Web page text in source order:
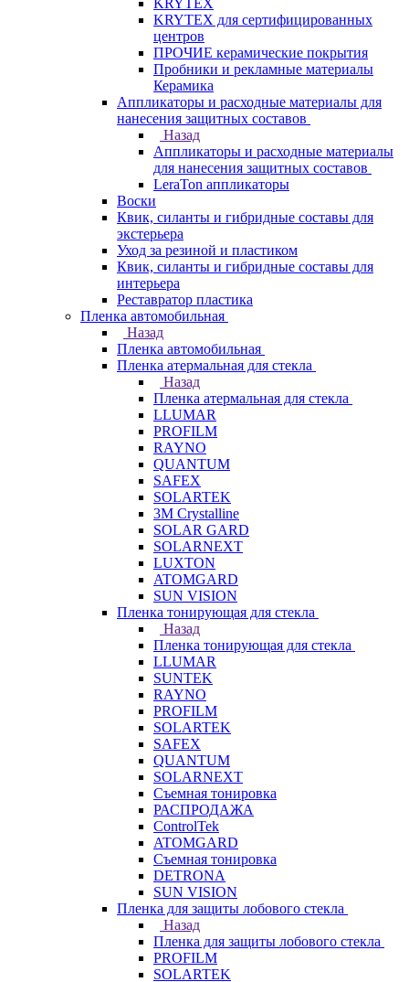
KRYTEX
KRYTEX для сертифицированных
центров
ПРОЧИЕ керамические покрытия
Пробники и рекламные материалы
Керамика
Аппликаторы и расходные материалы для
нанесения защитных составов
Назад
Аппликаторы и расходные материалы
для нанесения защитных составов
LeraTon аппликаторы
Воски
Квик, силанты и гибридные составы для
экстерьера
Уход за резиной и пластиком
Квик, силанты и гибридные составы для
интерьера
Реставратор пластика
Пленка автомобильная
Назад
Пленка автомобильная
Пленка атермальная для стекла
Назад
Пленка атермальная для стекла
LLUMAR
PROFILM
RAYNO
QUANTUM
SAFEX
SOLARTEK
3M Crystalline
SOLAR GARD
SOLARNEXT
LUXTON
ATOMGARD
SUN VISION
Пленка тонирующая для стекла
Назад
Пленка тонирующая для стекла
LLUMAR
SUNTEK
RAYNO
PROFILM
SOLARTEK
SAFEX
QUANTUM
SOLARNEXT
Съемная тонировка
РАСПРОДАЖА
ControlTek
ATOMGARD
Съемная тонировка
DETRONA
SUN VISION
Пленка для защиты лобового стекла
Назад
Пленка для защиты лобового стекла
PROFILM
SOLARTEK